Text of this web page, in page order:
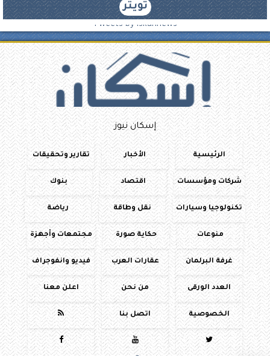
تويتر
Tweets by iskannews
إسكان نيوز
الرئيسية الأخبار تقارير وتحقيقات
شركات ومؤسسات اقتصاد بنوك
تكنولوجيا وسيارات نقل وطاقة رياضة
منوعات حكاية صورة مجتمعات وأجهزة
غرفة البرلمان عقارات العرب فيديو وانفوجراف
العدد الورقى من نحن اعلن معنا
الخصوصية اتصل بنا 


